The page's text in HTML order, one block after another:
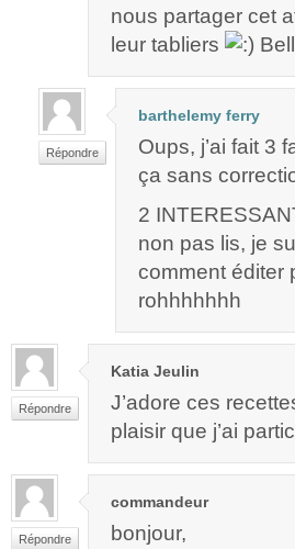
nous partager cet
leur tabliers
Répondre
barthelemy ferry
Oups, j’ai fait 3
ça sans
2
non pas lis, je
comment éditer
rohhhhhhh
Répondre
Katia Jeulin
J’adore ces
plaisir que j’ai
Répondre
commandeur
bonjour,